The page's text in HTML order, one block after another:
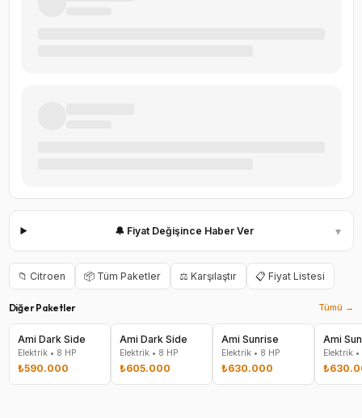
🔔 Fiyat Değişince Haber Ver ▾
📁 Citroen 📦 Tüm Paketler ⚖️ Karşılaştır 📋 Fiyat Listesi
Diğer Paketler Tümü →
Ami Dark Side
Elektrik • 8 HP
₺590.000
Ami Dark Side
Elektrik • 8 HP
₺605.000
Ami Sunrise
Elektrik • 8 HP
₺630.000
Ami
Elektrik •